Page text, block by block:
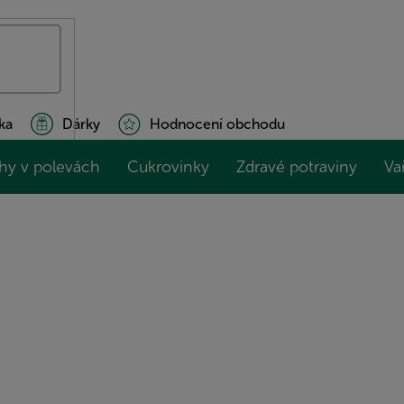
Dárky Hodnocení obchodu
v polevách Cukrovinky Zdravé potraviny